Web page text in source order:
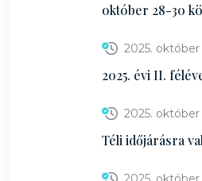
október 28-30
2025. október
2025. évi II.
2025. október
Téli időjárásra